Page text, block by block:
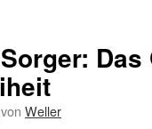
von Weller